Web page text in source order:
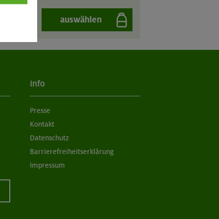
auswählen
Info
Presse
Kontakt
Datenschutz
Barrierefreiheitserklärung
Impressum